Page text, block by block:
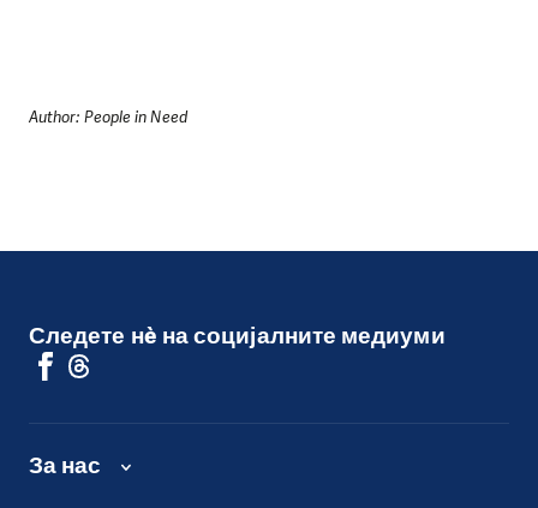
Author: People in Need
Следете нè на социјалните медиуми
За нас